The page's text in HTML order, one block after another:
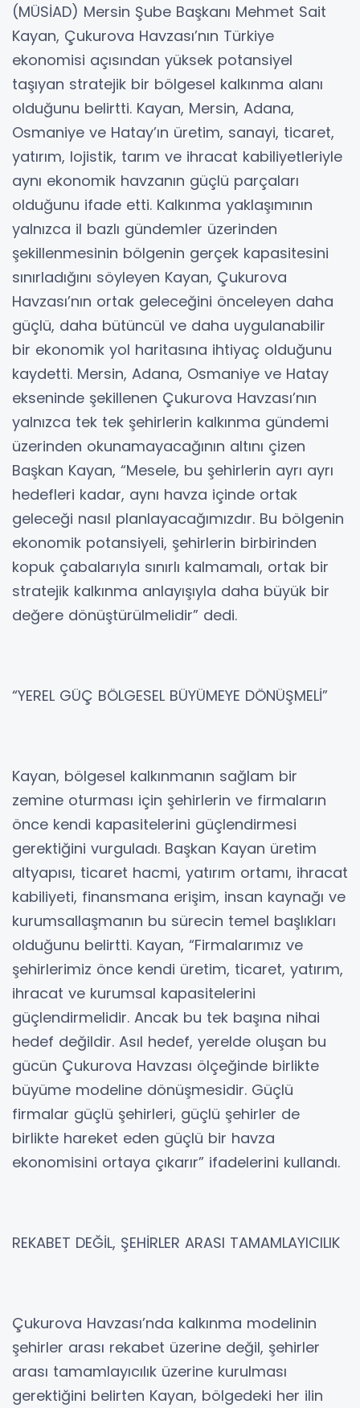
(MÜSİAD) Mersin Şube Başkanı Mehmet Sait
Kayan, Çukurova Havzası’nın Türkiye
ekonomisi açısından yüksek potansiyel
taşıyan stratejik bir bölgesel kalkınma alanı
olduğunu belirtti. Kayan, Mersin, Adana,
Osmaniye ve Hatay’ın üretim, sanayi, ticaret,
yatırım, lojistik, tarım ve ihracat kabiliyetleriyle
aynı ekonomik havzanın güçlü parçaları
olduğunu ifade etti. Kalkınma yaklaşımının
yalnızca il bazlı gündemler üzerinden
şekillenmesinin bölgenin gerçek kapasitesini
sınırladığını söyleyen Kayan, Çukurova
Havzası’nın ortak geleceğini önceleyen daha
güçlü, daha bütüncül ve daha uygulanabilir
bir ekonomik yol haritasına ihtiyaç olduğunu
kaydetti. Mersin, Adana, Osmaniye ve Hatay
ekseninde şekillenen Çukurova Havzası’nın
yalnızca tek tek şehirlerin kalkınma gündemi
üzerinden okunamayacağının altını çizen
Başkan Kayan, “Mesele, bu şehirlerin ayrı ayrı
hedefleri kadar, aynı havza içinde ortak
geleceği nasıl planlayacağımızdır. Bu bölgenin
ekonomik potansiyeli, şehirlerin birbirinden
kopuk çabalarıyla sınırlı kalmamalı, ortak bir
stratejik kalkınma anlayışıyla daha büyük bir
değere dönüştürülmelidir” dedi.
“YEREL GÜÇ BÖLGESEL BÜYÜMEYE DÖNÜŞMELİ”
Kayan, bölgesel kalkınmanın sağlam bir
zemine oturması için şehirlerin ve firmaların
önce kendi kapasitelerini güçlendirmesi
gerektiğini vurguladı. Başkan Kayan üretim
altyapısı, ticaret hacmi, yatırım ortamı, ihracat
kabiliyeti, finansmana erişim, insan kaynağı ve
kurumsallaşmanın bu sürecin temel başlıkları
olduğunu belirtti. Kayan, “Firmalarımız ve
şehirlerimiz önce kendi üretim, ticaret, yatırım,
ihracat ve kurumsal kapasitelerini
güçlendirmelidir. Ancak bu tek başına nihai
hedef değildir. Asıl hedef, yerelde oluşan bu
gücün Çukurova Havzası ölçeğinde birlikte
büyüme modeline dönüşmesidir. Güçlü
firmalar güçlü şehirleri, güçlü şehirler de
birlikte hareket eden güçlü bir havza
ekonomisini ortaya çıkarır” ifadelerini kullandı.
REKABET DEĞİL, ŞEHİRLER ARASI TAMAMLAYICILIK
Çukurova Havzası’nda kalkınma modelinin
şehirler arası rekabet üzerine değil, şehirler
arası tamamlayıcılık üzerine kurulması
gerektiğini belirten Kayan, bölgedeki her ilin